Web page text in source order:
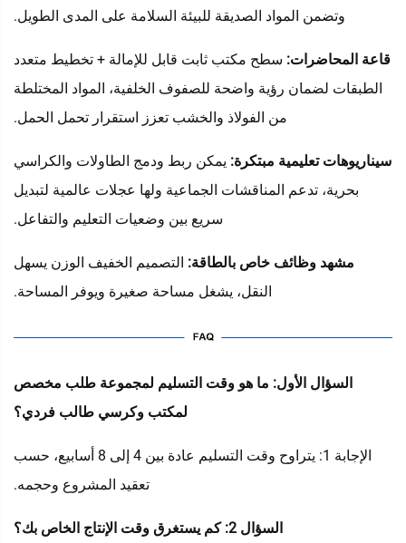
وتضمن المواد الصديقة للبيئة السلامة على المدى الطويل.
قاعة المحاضرات: سطح مكتب ثابت قابل للإمالة + تخطيط متعدد
الطبقات لضمان رؤية واضحة للصفوف الخلفية، المواد المختلطة
من الفولاذ والخشب تعزز استقرار تحمل الحمل.
سيناريوهات تعليمية مبتكرة: يمكن ربط ودمج الطاولات والكراسي
بحرية، تدعم المناقشات الجماعية ولها عجلات عالمية لتبديل
سريع بين وضعيات التعليم والتفاعل.
مشهد وظائف خاص بالطاقة: التصميم الخفيف الوزن يسهل
النقل، يشغل مساحة صغيرة ويوفر المساحة.
السؤال الأول: ما هو وقت التسليم لمجموعة طلب مخصص
لمكتب وكرسي طالب فردي؟
الإجابة 1: يتراوح وقت التسليم عادة بين 4 إلى 8 أسابيع، حسب
تعقيد المشروع وحجمه.
السؤال 2: كم يستغرق وقت الإنتاج الخاص بك؟